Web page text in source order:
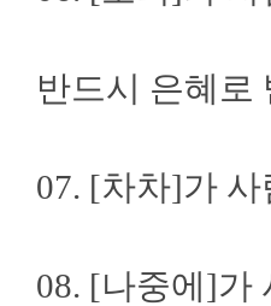
반드시 은혜로
07. [차차]가
08. [나중에]가